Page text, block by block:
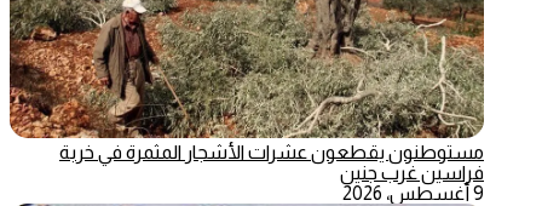
مستوطنون يقطعون عشرات الأشجار المثمرة في خربة
فراسين غرب جنين
9 أغسطس، 2026